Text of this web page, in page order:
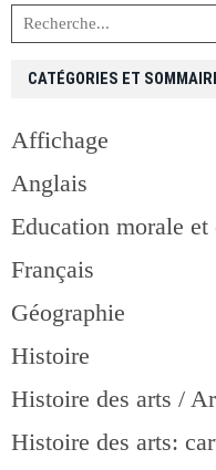
CATÉGORIES ET
Affichage
Anglais
Education morale
Français
Géographie
Histoire
Histoire des arts /
Histoire des arts: